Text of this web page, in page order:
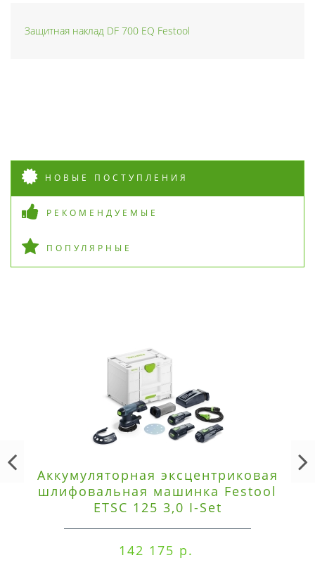
Защитная наклад DF 700 EQ Festool
НОВЫЕ ПОСТУПЛЕНИЯ
РЕКОМЕНДУЕМЫЕ
ПОПУЛЯРНЫЕ
Аккумуляторная эксцентриковая
шлифовальная машинка Festool
ETSC 125 3,0 I-Set
142 175 р.